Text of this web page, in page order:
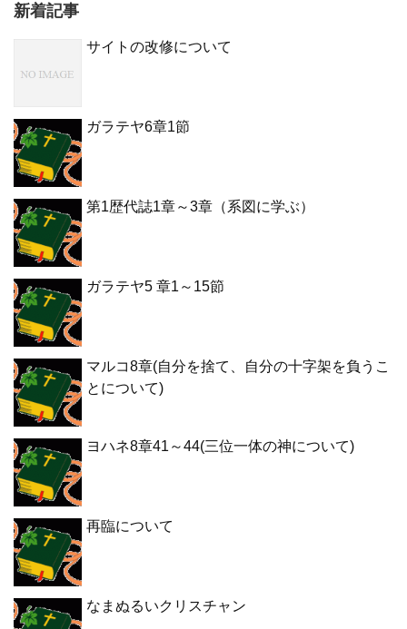
新着記事
サイトの改修について
ガラテヤ6章1節
第1歴代誌1章～3章（系図に学ぶ）
ガラテヤ5 章1～15節
マルコ8章(自分を捨て、自分の十字架を負うこ
とについて)
ヨハネ8章41～44(三位一体の神について)
再臨について
なまぬるいクリスチャン